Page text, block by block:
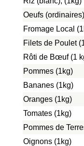
Oeufs
Fromage Local
Filets de Poulet
Rôti de Bœuf (1
Pommes (1kg)
Bananes (1kg)
Oranges (1kg)
Tomates (1kg)
Pommes de
Oignons (1kg)